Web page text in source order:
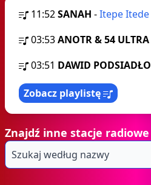
11:52SANAH -Itepe Itede
03:53ANOTR & 54 ULTRA
03:51 DAWID PODSIADŁO
Zobacz playlistę
Znajdź inne stacje radiowe